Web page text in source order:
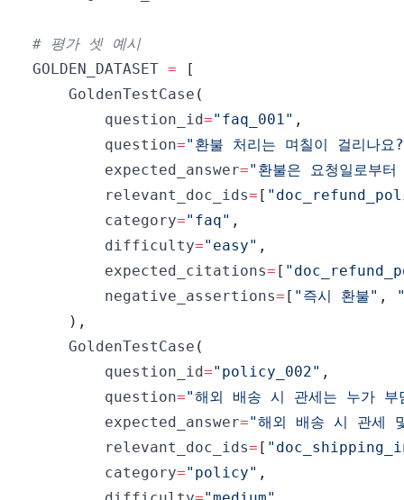
# 평가 셋 예시
GOLDEN_DATASET =
[
    GoldenTestCase
(
        question_id
="faq_001" ,
        question
="환불 처리는 며칠이 걸리나요
        expected_answer
="환불은 요청일로부
        relevant_doc_ids
= [
        category
="faq" ,
        difficulty
="easy" ,
        expected_citations
= [
        negative_assertions
= [ "즉시 환불" ,
) ,
    GoldenTestCase
(
        question_id
="policy_002" ,
        question
="해외 배송 시 관세는 누가 부
        expected_answer
="해외 배송 시 관세
        relevant_doc_ids
= [
        category
="policy" ,